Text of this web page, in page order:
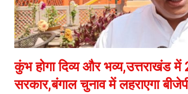
कुंभ होगा दिव्य और भव्य,उत्तराखंड में
सरकार,बंगाल चुनाव में लहराएगा